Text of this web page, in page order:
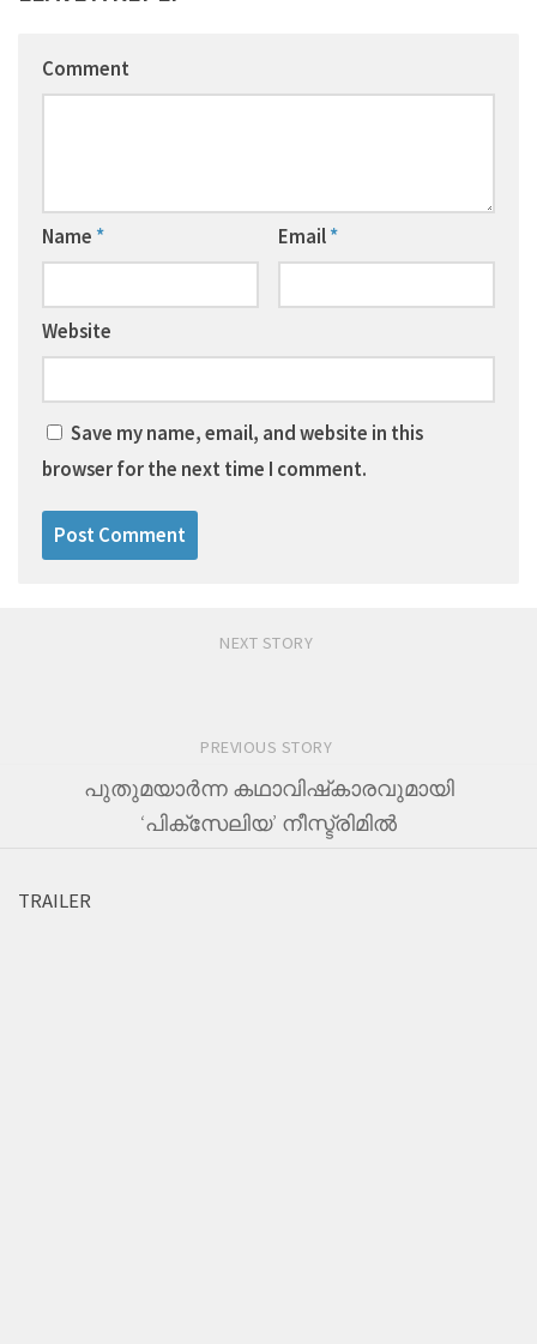
Comment
Name * Email*
Website
Save my name, email, and website in this
browser for the next time I comment.
NEXT STORY
PREVIOUS STORY
പുതുമയാര്‍ന്ന കഥാവിഷ്‌കാരവുമായി
‘പിക്‌സേലിയ’ നീസ്ട്രിമില്‍
TRAILER